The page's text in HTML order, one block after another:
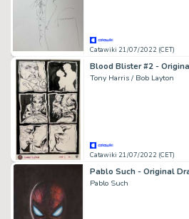
Catawiki 21/07/2022 (CET)
Tony Harris / Bob Layton
Catawiki 21/07/2022 (CET)
Pablo Such